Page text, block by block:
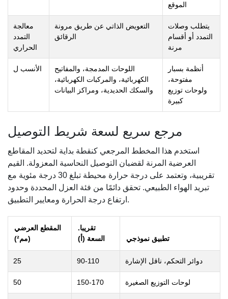
الموقع
معالجة
التمدد
الحراري
التعويض الذاتي عن طريق مرونة
الرقائق
يتطلب وصلات
التمدد أو أقسام
مرنة
الأنسب ل
اللوحات المدمجة، والمفاتيح
الكهربائية، والمركبات الكهربائية،
والسكك الحديدية، ومراكز البيانات
أنظمة بسبار
مفتوحة،
ولوحات توزيع
كبيرة
مرجع سريع لسعة شريط التوصيل
استخدم هذا المخطط المرجعي كنقطة بداية لتحديد المقاطع
العرضية المرنة لقضبان التوصيل النحاسية المعزولة. القيم
تقريبية، وتعتمد على درجة حرارة محيطة تبلغ 30 درجة مئوية مع
تبريد الهواء الطبيعي. تحقق دائمًا من فئة العزل المحددة وحدود
ارتفاع درجة الحرارة ومعايير التطبيق.
المقطع العرضي
(مم²)
تقريبا.
السعة (أ)
تطبيق نموذجي
25 90-110 دوائر التحكم، ناقل الإشارة
50 150-170 لوحات التوزيع الصغيرة